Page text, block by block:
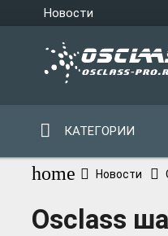
Новости
КАТЕГОРИИ
home Новости
Osclass